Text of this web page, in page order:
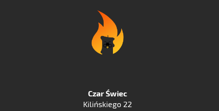
Czar Świec
Kilińskiego 22